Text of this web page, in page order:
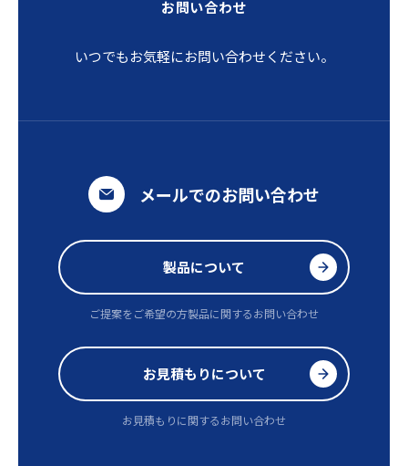
お問い合わせ
いつでもお気軽にお問い合わせください。
メールでのお問い合わせ
製品について
ご提案をご希望の方製品に関するお問い合わせ
お見積もりについて
お見積もりに関するお問い合わせ